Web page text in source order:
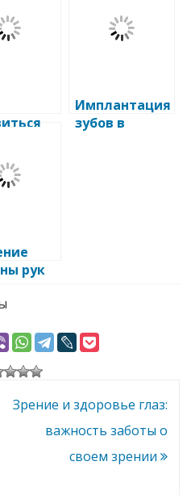
и
Имплантация
зубов в
рук
Зрение и здоровье глаз:
важность заботы о
своем зрении